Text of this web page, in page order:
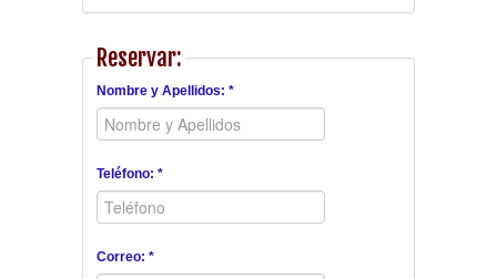
Reservar:
Nombre y Apellidos: *
Teléfono: *
Correo: *